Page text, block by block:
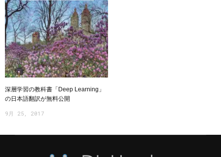
深層学習の教科書「Deep Learning」
の日本語翻訳が無料公開
9月 25, 2017